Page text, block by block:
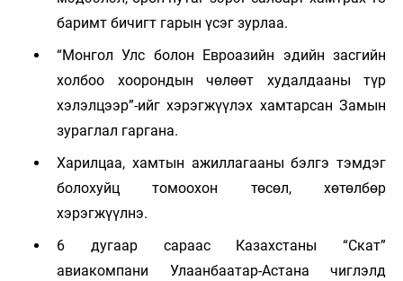
баримт бичигт гарын үсэг зурлаа.
“Монгол Улс болон Евроазийн эдийн засгийн
холбоо хоорондын чөлөөт худалдааны түр
хэлэлцээр”-ийг хэрэгжүүлэх хамтарсан Замын
зураглал гаргана.
Харилцаа, хамтын ажиллагааны бэлгэ тэмдэг
болохуйц томоохон төсөл, хөтөлбөр
хэрэгжүүлнэ.
6 дугаар сараас Казахстаны “Скат”
авиакомпани Улаанбаатар-Астана чиглэлд